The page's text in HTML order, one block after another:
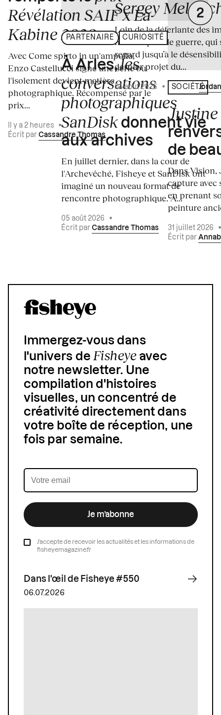
Révélation SAIF x La
Kabine 2026
Avec Come spirto in un'ampolla,
Enzo Castellucci signe une série où
l'isolement devient matière
photographique. Récompensé par le
prix...
Il y a 2 heures
•
Écrit par Cassandre Thomas
PARTENAIRE CURIOSITÉ
À Arles,les
conversations
photographiques
SanDisk donnent vie
aux archives
En juillet dernier, dans la cour de
l'Archevêché, Fisheye et SanDisk ont
imaginé un nouveau format de
rencontre photographique. À...
05 août 2026
•
Écrit par Cassandre Thomas
Sergey
Loin de la déferlante des
médiatiques de guerre, qui
regard jusqu’à le
dernier projet du...
04 août 2026 • Écrit par
SOCIÉTÉ
de
Dans
capture avec
en prenant
peinture
31 juillet 2026
Écrit par
Immergez-vous dans
l'univers deFisheyeavec
notre newsletter. Une
compilation d'histoires
visuelles, un concentré de
créativité directement dans
votre boîte de réception, une
fois par semaine.
Je m’abonne
J’accepte de recevoir les actualités et les informations de
fisheyemagazine.fr
Dans l'œil de Fisheye #550
06.07.2026